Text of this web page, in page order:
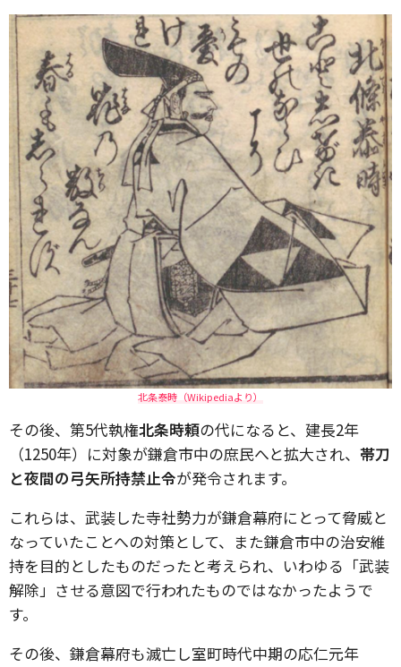
北条泰時（Wikipediaより）
その後、第5代執権北条時頼の代になると、建長2年
（1250年）に対象が鎌倉市中の庶民へと拡大され、 帯刀
と夜間の弓矢所持禁止令が発令されます。
これらは、武装した寺社勢力が鎌倉幕府にとって脅威と
なっていたことへの対策として、また鎌倉市中の治安維
持を目的としたものだったと考えられ、いわゆる「武装
解除」させる意図で行われたものではなかったようで
す。
その後、鎌倉幕府も滅亡し室町時代中期の応仁元年